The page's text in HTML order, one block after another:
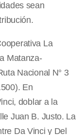
sean
La
Matanza-
Nacional N° 3
En
doblar a la
Juan B. Justo. La
Da Vinci y Del